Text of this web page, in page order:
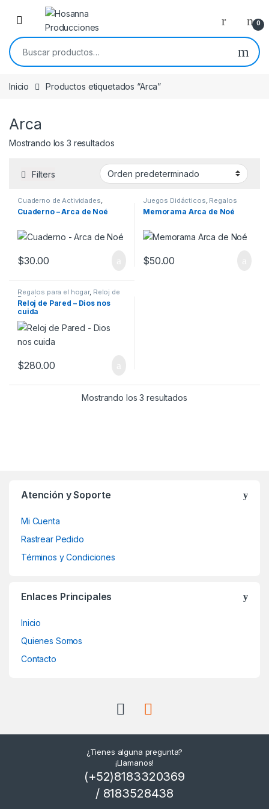
Skip to navigation
Skip to content
0
Buscar por:
Inicio Productos etiquetados “Arca”
Arca
Mostrando los 3 resultados
Filters
Cuaderno de Actividades,
Regalos para niños
Cuaderno – Arca de Noé
$30.00
Juegos Didácticos, Regalos
para niños
Memorama Arca de Noé
$50.00
Regalos para el hogar, Reloj de
Pared
Reloj de Pared – Dios nos
cuida
$280.00
Mostrando los 3 resultados
Atención y Soporte
Mi Cuenta
Rastrear Pedido
Términos y Condiciones
Enlaces Principales
Inicio
Quienes Somos
Contacto
¿Tienes alguna pregunta?
¡Llamanos!
(+52)8183320369
/ 8183528438